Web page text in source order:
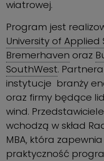
wiatrowej.
Program jest
University of Applied
Bremerhaven oraz
SouthWest.
instytucje branży
oraz firmy będące
wind.
wchodzą w skład
MBA, która
praktyczność